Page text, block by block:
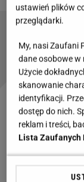
efekty takiej walki
Następna
Popularne
roku jeden z
historii
ustawień plików
przeglądarki.
My, nasi Zaufani
dane osobowe w
Użycie
skanowanie
identyfikacji.
dostęp do nich.
reklam i treści,
Lista Zaufanych